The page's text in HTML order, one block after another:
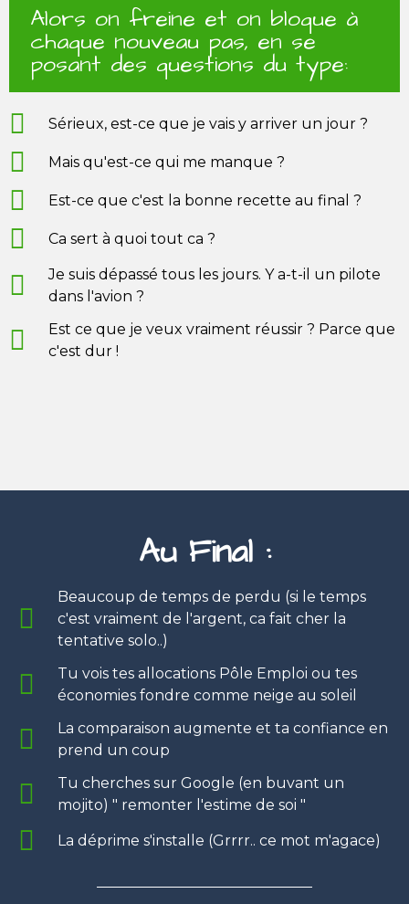
Alors on freine et on bloque à
chaque nouveau pas, en se
posant des questions du type:
Sérieux, est-ce que je vais y arriver un jour ?
Mais qu'est-ce qui me manque ?
Est-ce que c'est la bonne recette au final ?
Ca sert à quoi tout ca ?
Je suis dépassé tous les jours. Y a-t-il un pilote
dans l'avion ?
Est ce que je veux vraiment réussir ? Parce que
c'est dur !
Au Final :
Beaucoup de temps de perdu (si le temps
c'est vraiment de l'argent, ca fait cher la
tentative solo..)
Tu vois tes allocations Pôle Emploi ou tes
économies fondre comme neige au soleil
La comparaison augmente et ta confiance en
prend un coup
Tu cherches sur Google (en buvant un
mojito) " remonter l'estime de soi "
La déprime s'installe (Grrrr.. ce mot m'agace)